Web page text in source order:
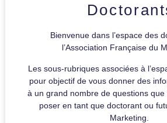
Bienvenue dans l’espace des
l’Association Française du
Les sous-rubriques associées à
pour objectif de vous donner des
à un grand nombre de questions
poser en tant que doctorant ou
Marketing.